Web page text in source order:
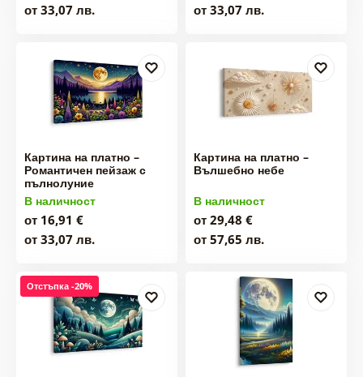
от 33,07 лв.
от 33,07 лв.
Картина на платно –
Романтичен пейзаж с
пълнолуние
В наличност
от 16,91 €
от 33,07 лв.
Картина на платно –
Вълшебно небе
В наличност
от 29,48 €
от 57,65 лв.
Отстъпка -20%